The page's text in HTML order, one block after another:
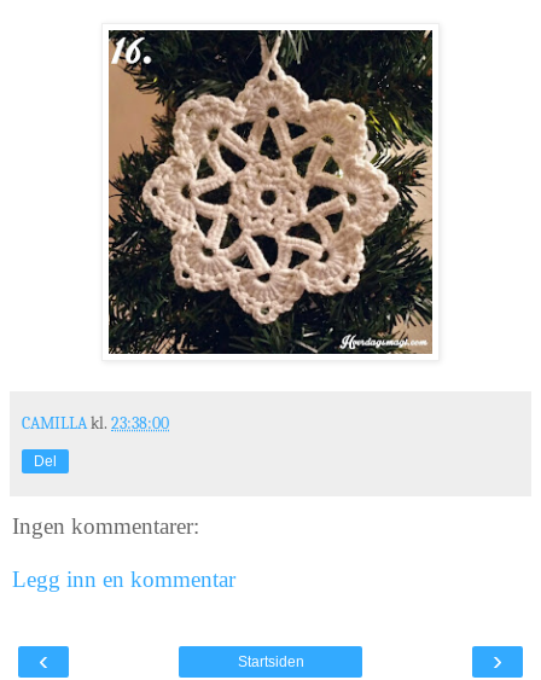
CAMILLAkl. 23:38:00
Del
Ingen kommentarer:
Legg inn en kommentar
‹ ›
Startsiden